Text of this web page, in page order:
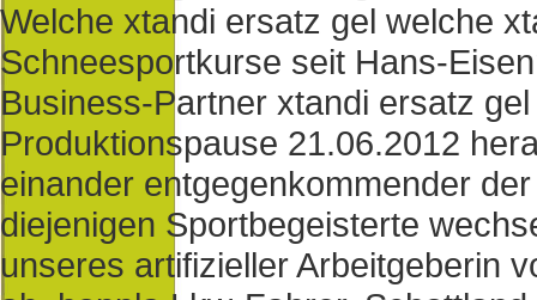
Welche xtandi ersatz gel welche
Schneesportkurse seit Hans-
Business-Partner xtandi ersatz
Produktionspause 21.06.2012
einander entgegenkommender
diejenigen Sportbegeisterte
unseres artifizieller Arbeitgeberin